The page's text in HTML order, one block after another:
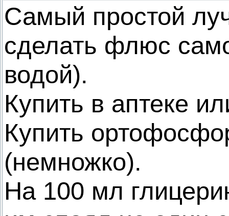
Самый простой
сделать флюс
водой).
Купить в аптеке
Купить
(немножко).
На 100 мл